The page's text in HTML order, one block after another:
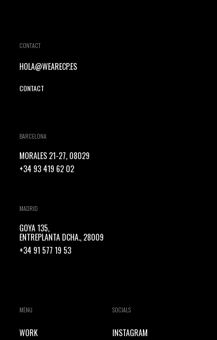
CONTACT
HOLA@WEARECP.ES
CONTACT
BARCELONA
MORALES 21-27, 08029
+34 93 419 62 02
MADRID
GOYA 135,
ENTREPLANTA DCHA., 28009
+34 91 577 19 53
MENU
WORK
SOCIALS
INSTAGRAM